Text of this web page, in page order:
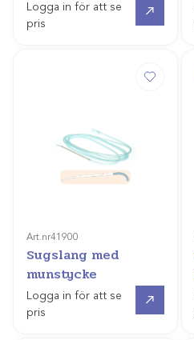
Logga in för att se
pris
Art.nr41900
Sugslang med
munstycke
Logga in för att se
pris